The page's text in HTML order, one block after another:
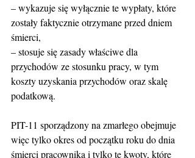
– wykazuje się wyłącznie te wypłaty, które
zostały faktycznie otrzymane przed dniem
śmierci,
– stosuje się zasady właściwe dla
przychodów ze stosunku pracy, w tym
koszty uzyskania przychodów oraz skalę
podatkową.
PIT-11 sporządzony na zmarłego obejmuje
więc tylko okres od początku roku do dnia
śmierci pracownika i tylko te kwoty, które